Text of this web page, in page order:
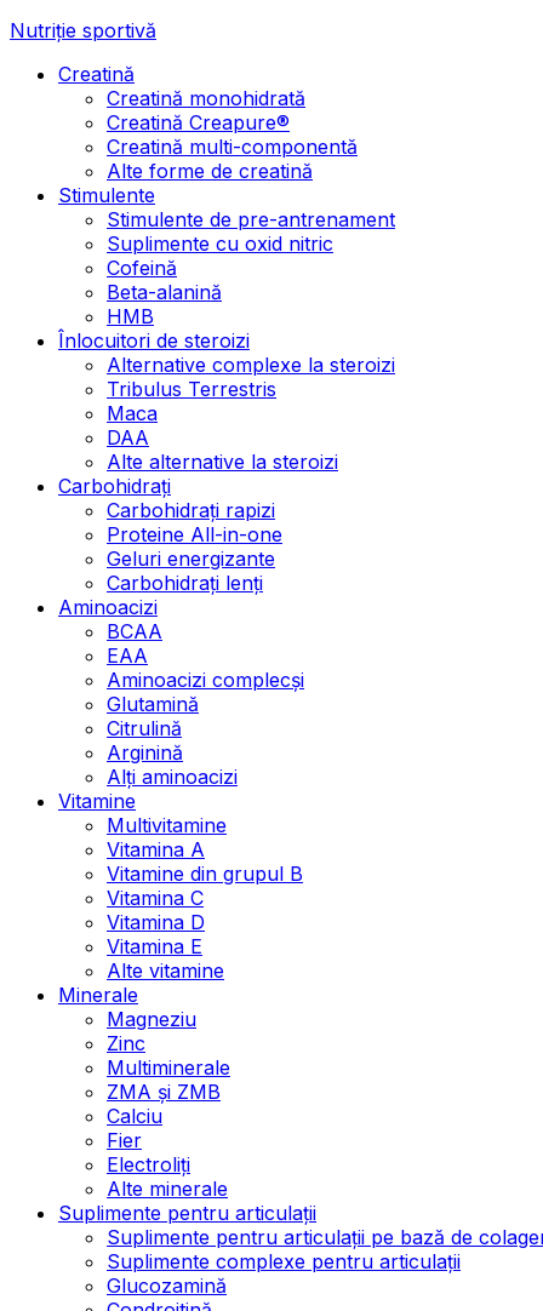
Nutriție sportivă
Creatină
Creatină monohidrată
Creatină Creapure®
Creatină multi-componentă
Alte forme de creatină
Stimulente
Stimulente de pre-antrenament
Suplimente cu oxid nitric
Cofeină
Beta-alanină
HMB
Înlocuitori de steroizi
Alternative complexe la steroizi
Tribulus Terrestris
Maca
DAA
Alte alternative la steroizi
Carbohidrați
Carbohidrați rapizi
Proteine All-in-one
Geluri energizante
Carbohidrați lenți
Aminoacizi
BCAA
EAA
Aminoacizi complecși
Glutamină
Citrulină
Arginină
Alți aminoacizi
Vitamine
Multivitamine
Vitamina A
Vitamine din grupul B
Vitamina C
Vitamina D
Vitamina E
Alte vitamine
Minerale
Magneziu
Zinc
Multiminerale
ZMA și ZMB
Calciu
Fier
Electroliți
Alte minerale
Suplimente pentru articulații
Suplimente pentru articulații pe bază de
Suplimente complexe pentru articulații
Glucozamină